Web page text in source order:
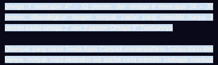
pmega 3 mencapai 47 – 51 persen, dan omega 6 mencapai 34 – 37
persen, dibandingkan dengan minyak zaitun yang memiliki hanya 1
persen kadar omega 3 dan 9 persen Omega 9" Tambahnya
Ditempat yang sama Serda Agus Cahyadi menambahkan Selain daun dan
bijinya, minyak hasil ekstraksi biji sacha inchi memiliki berbagai manfaat